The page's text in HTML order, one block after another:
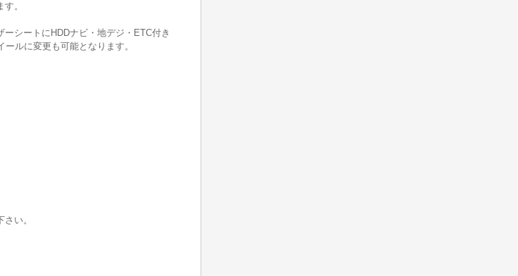
。
シートにHDDナビ・地デジ・ETC付き
ルに変更も可能となります。
い。